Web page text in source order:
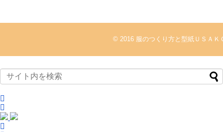
© 2016 服のつくり方と型紙ＵＳＡＫ